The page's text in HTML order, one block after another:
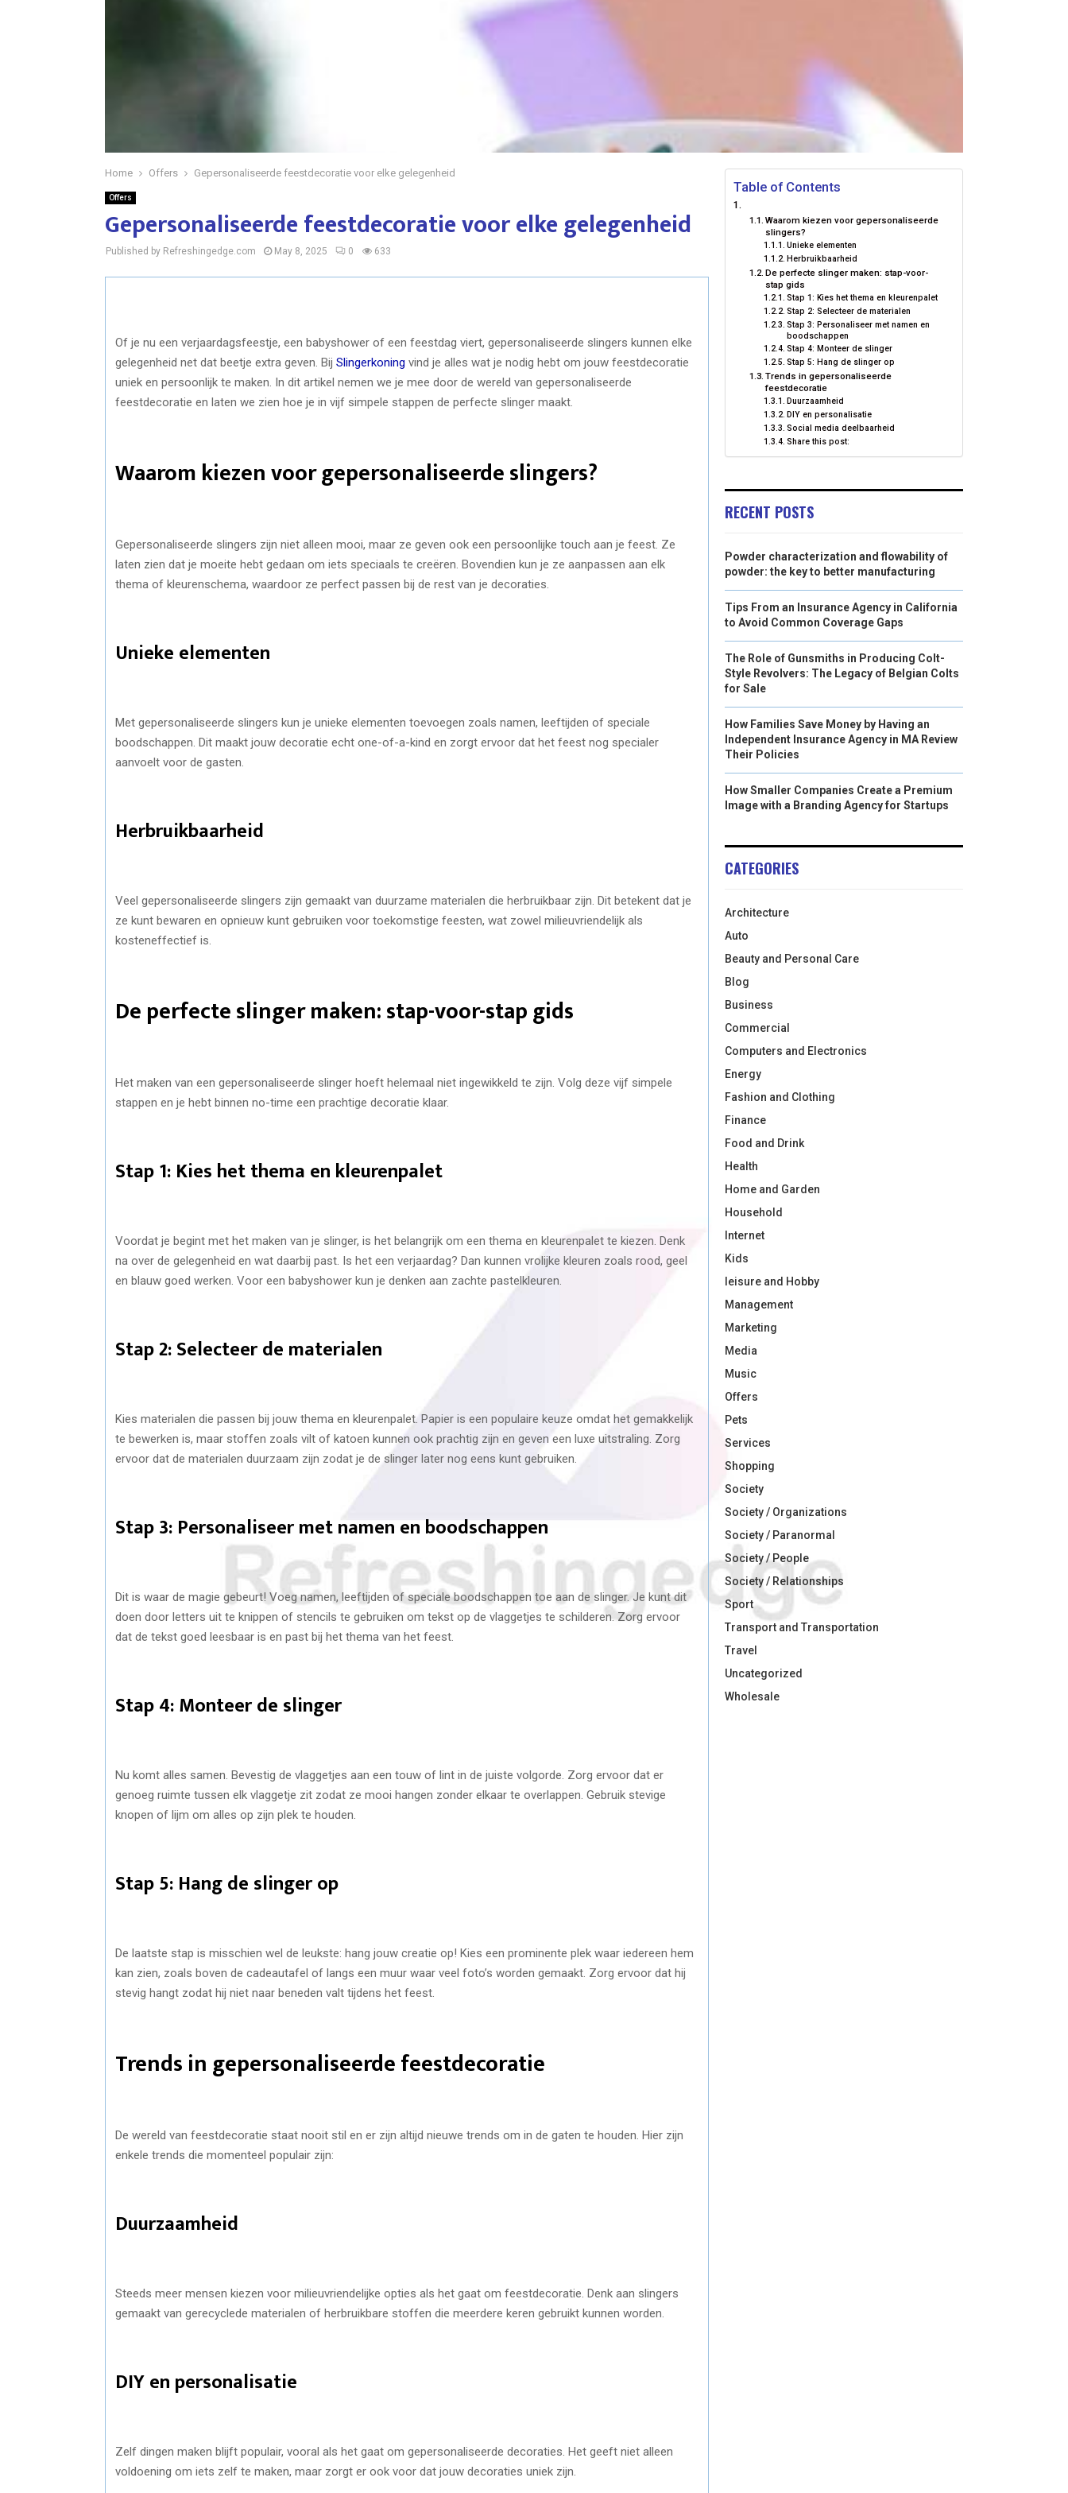
Home Offers Gepersonaliseerde feestdecoratie voor elke gelegenheid
Offers
Gepersonaliseerde feestdecoratie voor elke gelegenheid
Published by Refreshingedge.com May 8, 2025 0 633
Of je nu een verjaardagsfeestje, een babyshower of een feestdag viert, gepersonaliseerde slingers kunnen elke
gelegenheid net dat beetje extra geven. Bij Slingerkoning vind je alles wat je nodig hebt om jouw feestdecoratie
uniek en persoonlijk te maken. In dit artikel nemen we je mee door de wereld van gepersonaliseerde
feestdecoratie en laten we zien hoe je in vijf simpele stappen de perfecte slinger maakt.
Waarom kiezen voor gepersonaliseerde slingers?
Gepersonaliseerde slingers zijn niet alleen mooi, maar ze geven ook een persoonlijke touch aan je feest. Ze
laten zien dat je moeite hebt gedaan om iets speciaals te creëren. Bovendien kun je ze aanpassen aan elk
thema of kleurenschema, waardoor ze perfect passen bij de rest van je decoraties.
Unieke elementen
Met gepersonaliseerde slingers kun je unieke elementen toevoegen zoals namen, leeftijden of speciale
boodschappen. Dit maakt jouw decoratie echt one-of-a-kind en zorgt ervoor dat het feest nog specialer
aanvoelt voor de gasten.
Herbruikbaarheid
Veel gepersonaliseerde slingers zijn gemaakt van duurzame materialen die herbruikbaar zijn. Dit betekent dat je
ze kunt bewaren en opnieuw kunt gebruiken voor toekomstige feesten, wat zowel milieuvriendelijk als
kosteneffectief is.
De perfecte slinger maken: stap-voor-stap gids
Het maken van een gepersonaliseerde slinger hoeft helemaal niet ingewikkeld te zijn. Volg deze vijf simpele
stappen en je hebt binnen no-time een prachtige decoratie klaar.
Stap 1: Kies het thema en kleurenpalet
Voordat je begint met het maken van je slinger, is het belangrijk om een thema en kleurenpalet te kiezen. Denk
na over de gelegenheid en wat daarbij past. Is het een verjaardag? Dan kunnen vrolijke kleuren zoals rood, geel
en blauw goed werken. Voor een babyshower kun je denken aan zachte pastelkleuren.
Stap 2: Selecteer de materialen
Kies materialen die passen bij jouw thema en kleurenpalet. Papier is een populaire keuze omdat het gemakkelijk
te bewerken is, maar stoffen zoals vilt of katoen kunnen ook prachtig zijn en geven een luxe uitstraling. Zorg
ervoor dat de materialen duurzaam zijn zodat je de slinger later nog eens kunt gebruiken.
Stap 3: Personaliseer met namen en boodschappen
Dit is waar de magie gebeurt! Voeg namen, leeftijden of speciale boodschappen toe aan de slinger. Je kunt dit
doen door letters uit te knippen of stencils te gebruiken om tekst op de vlaggetjes te schilderen. Zorg ervoor
dat de tekst goed leesbaar is en past bij het thema van het feest.
Stap 4: Monteer de slinger
Nu komt alles samen. Bevestig de vlaggetjes aan een touw of lint in de juiste volgorde. Zorg ervoor dat er
genoeg ruimte tussen elk vlaggetje zit zodat ze mooi hangen zonder elkaar te overlappen. Gebruik stevige
knopen of lijm om alles op zijn plek te houden.
Stap 5: Hang de slinger op
De laatste stap is misschien wel de leukste: hang jouw creatie op! Kies een prominente plek waar iedereen hem
kan zien, zoals boven de cadeautafel of langs een muur waar veel foto’s worden gemaakt. Zorg ervoor dat hij
stevig hangt zodat hij niet naar beneden valt tijdens het feest.
Trends in gepersonaliseerde feestdecoratie
De wereld van feestdecoratie staat nooit stil en er zijn altijd nieuwe trends om in de gaten te houden. Hier zijn
enkele trends die momenteel populair zijn:
Duurzaamheid
Steeds meer mensen kiezen voor milieuvriendelijke opties als het gaat om feestdecoratie. Denk aan slingers
gemaakt van gerecyclede materialen of herbruikbare stoffen die meerdere keren gebruikt kunnen worden.
DIY en personalisatie
Zelf dingen maken blijft populair, vooral als het gaat om gepersonaliseerde decoraties. Het geeft niet alleen
voldoening om iets zelf te maken, maar zorgt er ook voor dat jouw decoraties uniek zijn.
Table of Contents
Waarom kiezen voor gepersonaliseerde
slingers?
Unieke elementen
Herbruikbaarheid
De perfecte slinger maken: stap-voor-
stap gids
Stap 1: Kies het thema en kleurenpalet
Stap 2: Selecteer de materialen
Stap 3: Personaliseer met namen en
boodschappen
Stap 4: Monteer de slinger
Stap 5: Hang de slinger op
Trends in gepersonaliseerde
feestdecoratie
Duurzaamheid
DIY en personalisatie
Social media deelbaarheid
Share this post:
RECENT POSTS
Powder characterization and flowability of
powder: the key to better manufacturing
Tips From an Insurance Agency in California
to Avoid Common Coverage Gaps
The Role of Gunsmiths in Producing Colt-
Style Revolvers: The Legacy of Belgian Colts
for Sale
How Families Save Money by Having an
Independent Insurance Agency in MA Review
Their Policies
How Smaller Companies Create a Premium
Image with a Branding Agency for Startups
CATEGORIES
Architecture
Auto
Beauty and Personal Care
Blog
Business
Commercial
Computers and Electronics
Energy
Fashion and Clothing
Finance
Food and Drink
Health
Home and Garden
Household
Internet
Kids
leisure and Hobby
Management
Marketing
Media
Music
Offers
Pets
Services
Shopping
Society
Society / Organizations
Society / Paranormal
Society / People
Society / Relationships
Sport
Transport and Transportation
Travel
Uncategorized
Wholesale